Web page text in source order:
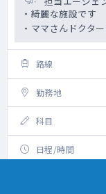
・綺麗な施設です
・ママさんドクタ
路線
勤務地
科目
日程/時間